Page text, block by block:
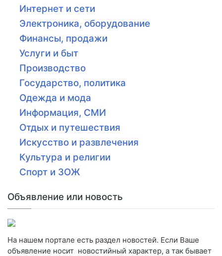
Интернет и сети
Электроника, оборудование
Финансы, продажи
Услуги и быт
Производство
Государство, политика
Одежда и мода
Информация, СМИ
Отдых и путешествия
Искусство и развлечения
Культура и религии
Спорт и ЗОЖ
Объявление или новость
На нашем портале есть раздел новостей. Если Ваше
объявление носит новостийный характер, а так бывает